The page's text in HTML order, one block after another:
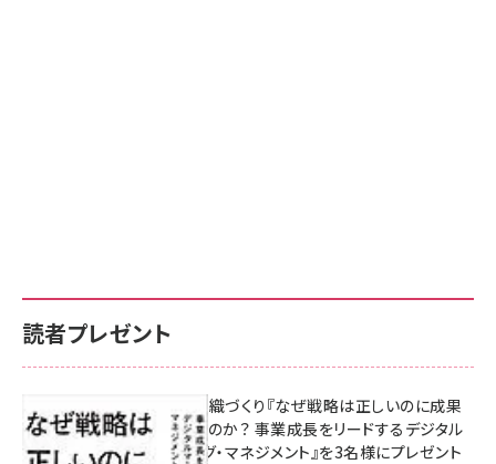
読者プレゼント
成果を生む組織づくり『なぜ戦略は正しいのに成果
があがらないのか？ 事業成長をリードするデジタル
マーケティング・マネジメント』を3名様にプレゼント